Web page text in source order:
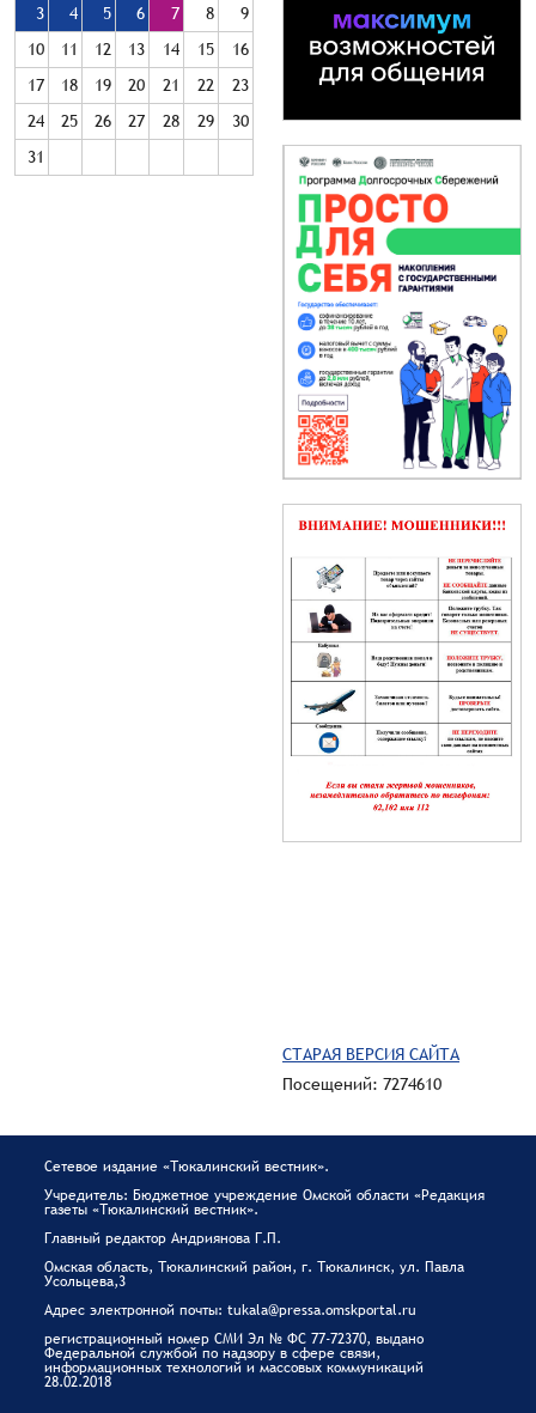
3
4 5 6 7 8
9
10
11 12 13 14 15
16
17
18 19 20 21 22
23
24
25 26 27 28 29
30
31
СТАРАЯ ВЕРСИЯ САЙТА
Посещений: 7274610
Сетевое издание «Тюкалинский вестник».
Учредитель: Бюджетное учреждение Омской области «Редакция
газеты «Тюкалинский вестник».
Главный редактор Андриянова Г.П.
Омская область, Тюкалинский район, г. Тюкалинск, ул. Павла
Усольцева,3
Адрес электронной почты: tukala@pressa.omskportal.ru
регистрационный номер СМИ Эл № ФС 77-72370, выдано
Федеральной службой по надзору в сфере связи,
информационных технологий и массовых коммуникаций
28.02.2018